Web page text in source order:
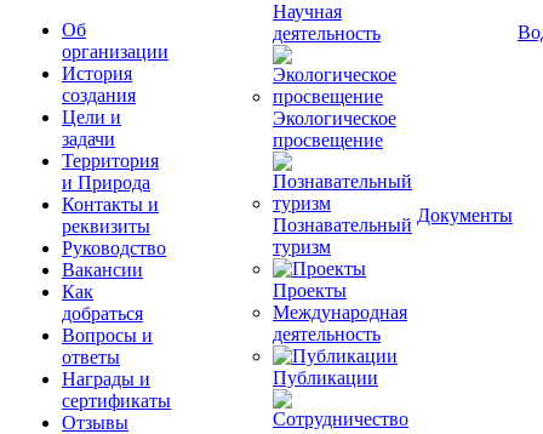
Об
организации
История
создания
Цели и
задачи
Территория
и Природа
Контакты и
реквизиты
Руководство
Вакансии
Как
добраться
Вопросы и
ответы
Награды и
сертификаты
Отзывы
Научная
деятельность
Экологическое
просвещение
Познавательный
туризм
Проекты
Международная
деятельность
Публикации
Документы